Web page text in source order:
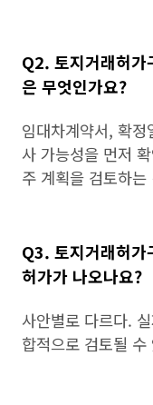
Q2. 토지거래허가
은 무엇인가요?
임대차계약서, 확
사 가능성을 먼저
주 계획을 검토하
Q3. 토지거래허가
허가가 나오나요?
사안별로 다르다.
합적으로 검토될